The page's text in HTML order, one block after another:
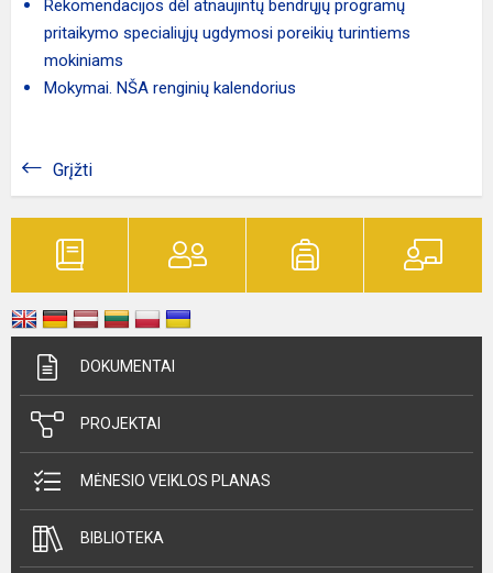
Rekomendacijos dėl atnaujintų bendrųjų programų
pritaikymo specialiųjų ugdymosi poreikių turintiems
mokiniams
Mokymai. NŠA renginių kalendorius
Grįžti
DOKUMENTAI
PROJEKTAI
MĖNESIO VEIKLOS PLANAS
BIBLIOTEKA